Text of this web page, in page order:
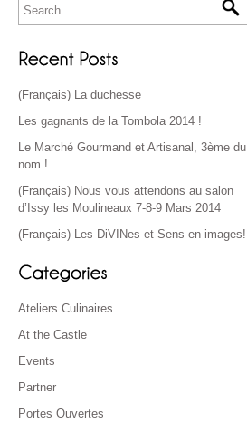
(Français) La duchesse
Les gagnants de la Tombola 2014 !
Le Marché Gourmand et Artisanal, 3ème du
nom !
(Français) Nous vous attendons au salon
d’Issy les Moulineaux 7-8-9 Mars 2014
(Français) Les DiVINes et Sens en images!
Ateliers Culinaires
At the Castle
Events
Partner
Portes Ouvertes